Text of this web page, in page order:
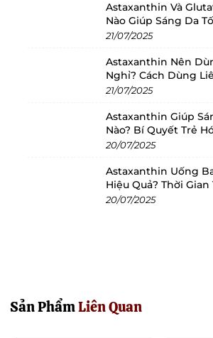
Astaxanthin Và
Nào Giúp Sáng Da
Sánh 2025]
21/07/2025
Astaxanthin Nên
Nghỉ? Cách Dùng
Quả Nhất
21/07/2025
Astaxanthin Giúp
Nào? Bí Quyết Trẻ
Bào
20/07/2025
Astaxanthin Uống
Hiệu Quả? Thời
Cách Dùng Tối Ưu
20/07/2025
Sản PhẩmLiên Quan